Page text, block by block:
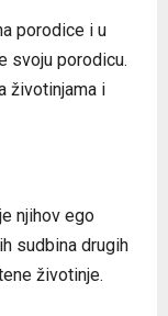
porodice i u
svoju porodicu.
životinjama i
njihov ego
sudbina drugih
životinje.